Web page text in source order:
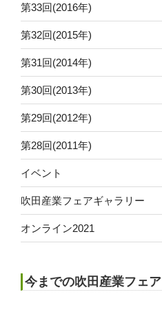
第33回(2016年)
第32回(2015年)
第31回(2014年)
第30回(2013年)
第29回(2012年)
第28回(2011年)
イベント
吹田産業フェアギャラリー
オンライン2021
今までの吹田産業フェア